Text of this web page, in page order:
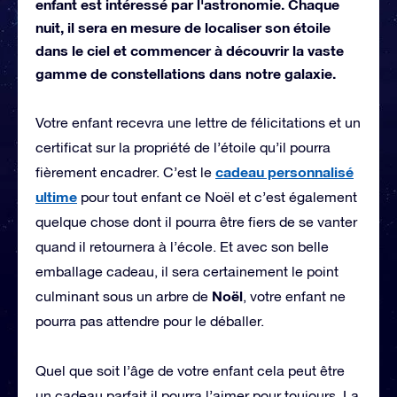
enfant est intéressé par l'astronomie. Chaque
nuit, il sera en mesure de localiser son étoile
dans le ciel et commencer à découvrir la vaste
gamme de constellations dans notre galaxie.
Votre enfant recevra une lettre de félicitations et un
certificat sur la propriété de l’étoile qu’il pourra
fièrement encadrer. C’est le cadeau personnalisé
ultime pour tout enfant ce Noël et c’est également
quelque chose dont il pourra être fiers de se vanter
quand il retournera à l’école. Et avec son belle
emballage cadeau, il sera certainement le point
culminant sous un arbre de Noël, votre enfant ne
pourra pas attendre pour le déballer.
Quel que soit l’âge de votre enfant cela peut être